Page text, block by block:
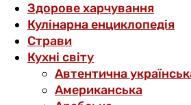
Здорове харчування
Кулінарна енциклопедія
Страви
Кухні світу
Автентична
Американська